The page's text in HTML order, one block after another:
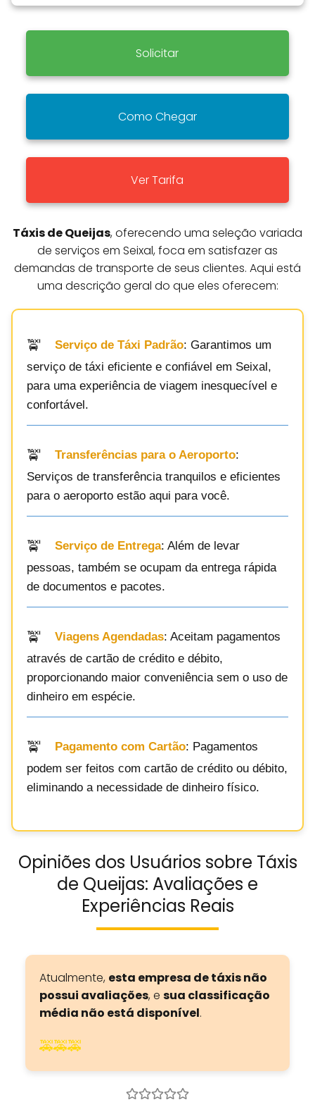
Solicitar
Como Chegar
Ver Tarifa
Táxis de Queijas, oferecendo uma seleção variada
de serviços em Seixal, foca em satisfazer as
demandas de transporte de seus clientes. Aqui está
uma descrição geral do que eles oferecem:
Serviço de Táxi Padrão: Garantimos um
serviço de táxi eficiente e confiável em Seixal,
para uma experiência de viagem inesquecível e
confortável.
Transferências para o Aeroporto:
Serviços de transferência tranquilos e eficientes
para o aeroporto estão aqui para você.
Serviço de Entrega: Além de levar
pessoas, também se ocupam da entrega rápida
de documentos e pacotes.
Viagens Agendadas: Aceitam pagamentos
através de cartão de crédito e débito,
proporcionando maior conveniência sem o uso de
dinheiro em espécie.
Pagamento com Cartão: Pagamentos
podem ser feitos com cartão de crédito ou débito,
eliminando a necessidade de dinheiro físico.
Opiniões dos Usuários sobre Táxis
de Queijas: Avaliações e
Experiências Reais
Atualmente, esta empresa de táxis não
possui avaliações, e sua classificação
média não está disponível.
🚕🚕🚕